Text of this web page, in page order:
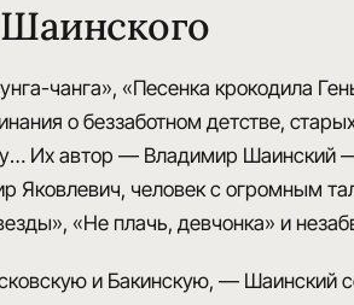
чанга», «Песенка крокодила
о беззаботном детстве,
… Их автор — Владимир Шаинский
Яковлевич, человек с огромным
«Не плачь, девчонка» и
и Бакинскую, — Шаинский